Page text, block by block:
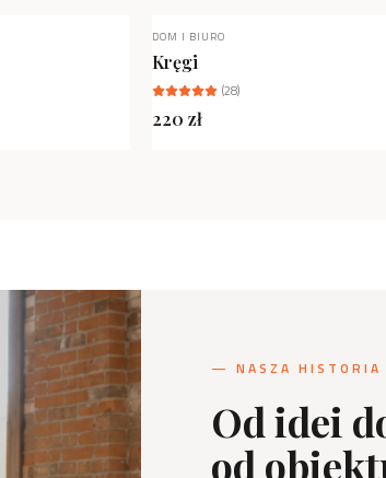
NIEDOSTĘPNY
DOM I BIURO
Kręgi
(28)
220 zł
— NASZA HISTORIA
Od idei
od